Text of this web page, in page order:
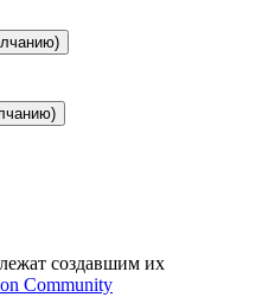
создавшим их
Community